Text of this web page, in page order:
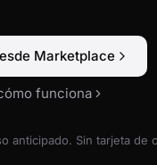
Marketplace
funciona
anticipado. Sin tarjeta de